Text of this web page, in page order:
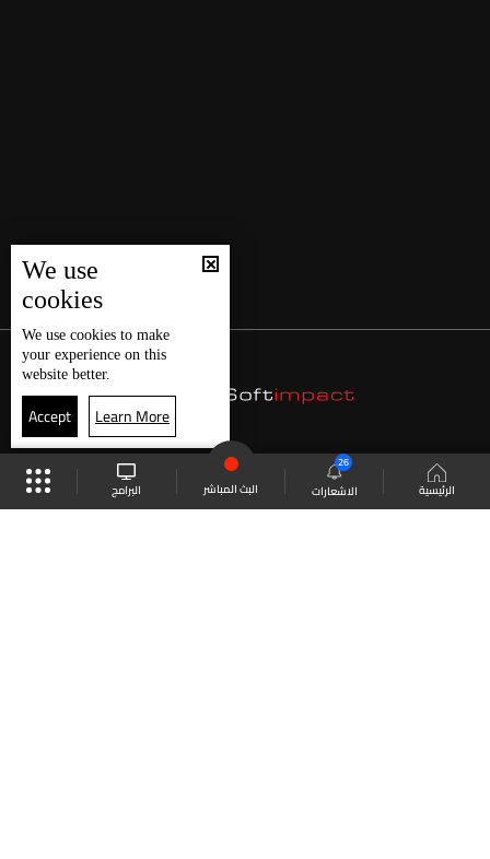
الرئيسية الاشعارات
26
البث المباشر البرامج
We use
cookies
We use cookies to make
your experience on this
website better.
Accept Learn More
موقع البرامج الجدول البث المباشر